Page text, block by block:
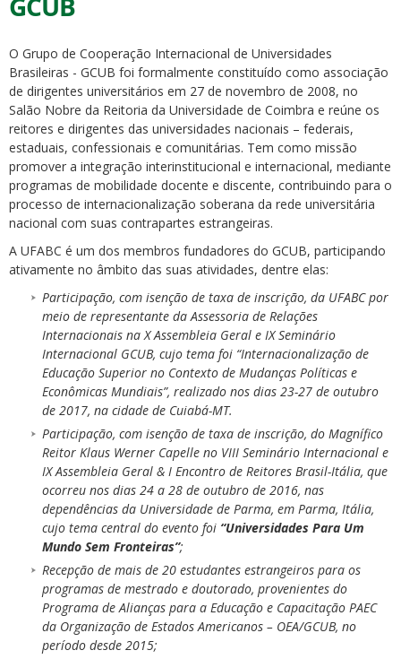
O Grupo de Cooperação Internacional de Universidades
Brasileiras - GCUB foi formalmente constituído como associação
de dirigentes universitários em 27 de novembro de 2008, no
Salão Nobre da Reitoria da Universidade de Coimbra e reúne os
reitores e dirigentes das universidades nacionais – federais,
estaduais, confessionais e comunitárias. Tem como missão
promover a integração interinstitucional e internacional, mediante
programas de mobilidade docente e discente, contribuindo para o
processo de internacionalização soberana da rede universitária
nacional com suas contrapartes estrangeiras.
A UFABC é um dos membros fundadores do GCUB, participando
ativamente no âmbito das suas atividades, dentre elas:
Participação, com isenção de taxa de inscrição, da UFABC por
meio de representante da Assessoria de Relações
Internacionais na X Assembleia Geral e IX Seminário
Internacional GCUB, cujo tema foi “Internacionalização de
Educação Superior no Contexto de Mudanças Políticas e
Econômicas Mundiais”, realizado nos dias 23-27 de outubro
de 2017, na cidade de Cuiabá-MT.
Participação, com isenção de taxa de inscrição, do Magnífico
Reitor Klaus Werner Capelle no VIII Seminário Internacional e
IX Assembleia Geral & I Encontro de Reitores Brasil-Itália, que
ocorreu nos dias 24 a 28 de outubro de 2016, nas
dependências da Universidade de Parma, em Parma, Itália,
cujo tema central do evento foi “Universidades Para Um
Mundo Sem Fronteiras”;
Recepção de mais de 20 estudantes estrangeiros para os
programas de mestrado e doutorado, provenientes do
Programa de Alianças para a Educação e Capacitação PAEC
da Organização de Estados Americanos – OEA/GCUB, no
período desde 2015;